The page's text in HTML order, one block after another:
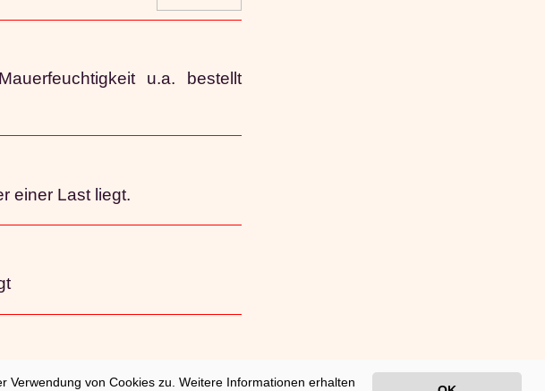
Verwendung von Cookies zu. Weitere Informationen erhalten
u.a. bestellt
einer Last liegt.